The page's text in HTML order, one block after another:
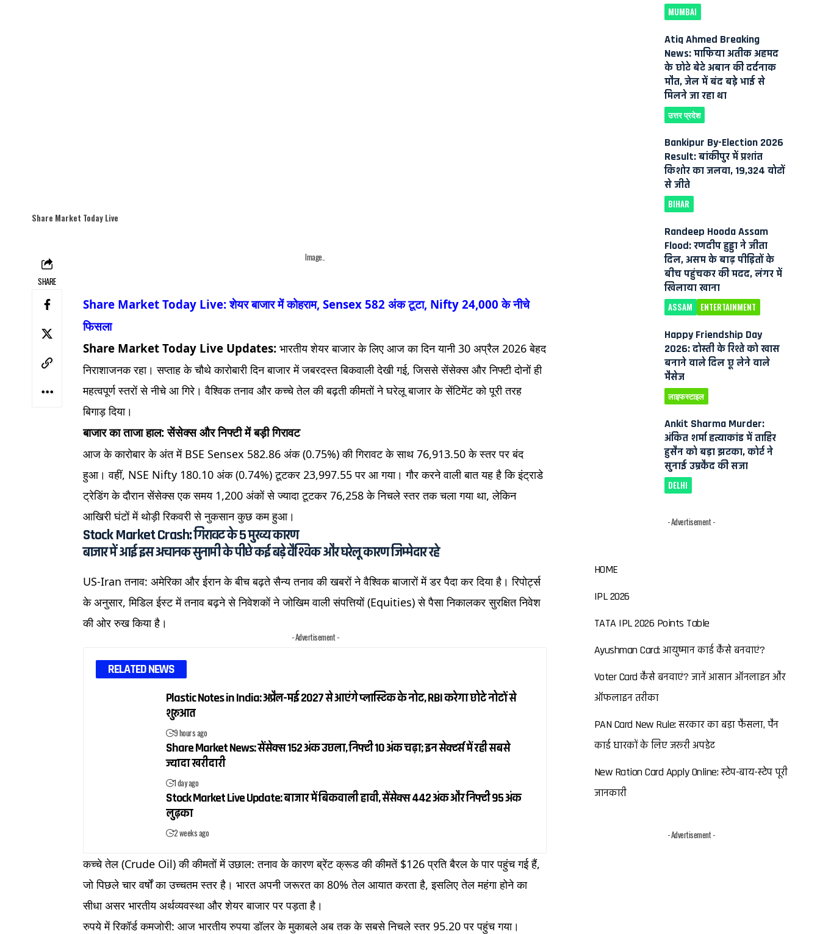
Share Market Today Live
SHARE
Image..
Share Market Today Live: शेयर बाजार में कोहराम, Sensex 582 अंक टूटा, Nifty 24,000 के नीचे
फिसला
Share Market Today Live Updates: भारतीय शेयर बाजार के लिए आज का दिन यानी 30 अप्रैल 2026 बेहद
निराशाजनक रहा। सप्ताह के चौथे कारोबारी दिन बाजार में जबरदस्त बिकवाली देखी गई, जिससे सेंसेक्स और निफ्टी दोनों ही
महत्वपूर्ण स्तरों से नीचे आ गिरे। वैश्विक तनाव और कच्चे तेल की बढ़ती कीमतों ने घरेलू बाजार के सेंटिमेंट को पूरी तरह
बिगाड़ दिया।
बाजार का ताजा हाल: सेंसेक्स और निफ्टी में बड़ी गिरावट
आज के कारोबार के अंत में BSE Sensex 582.86 अंक (0.75%) की गिरावट के साथ 76,913.50 के स्तर पर बंद
हुआ। वहीं, NSE Nifty 180.10 अंक (0.74%) टूटकर 23,997.55 पर आ गया। गौर करने वाली बात यह है कि इंट्राडे
ट्रेडिंग के दौरान सेंसेक्स एक समय 1,200 अंकों से ज्यादा टूटकर 76,258 के निचले स्तर तक चला गया था, लेकिन
आखिरी घंटों में थोड़ी रिकवरी से नुकसान कुछ कम हुआ।
Stock Market Crash: गिरावट के 5 मुख्य कारण
बाजार में आई इस अचानक सुनामी के पीछे कई बड़े वैश्विक और घरेलू कारण जिम्मेदार रहे
US-Iran तनाव: अमेरिका और ईरान के बीच बढ़ते सैन्य तनाव की खबरों ने वैश्विक बाजारों में डर पैदा कर दिया है। रिपोर्ट्स
के अनुसार, मिडिल ईस्ट में तनाव बढ़ने से निवेशकों ने जोखिम वाली संपत्तियों (Equities) से पैसा निकालकर सुरक्षित निवेश
की ओर रुख किया है।
- Advertisement -
RELATED NEWS
Plastic Notes in India: अप्रैल-मई 2027 से आएंगे प्लास्टिक के नोट, RBI करेगा छोटे नोटों से
शुरुआत
9 hours ago
Share Market News: सेंसेक्स 152 अंक उछला, निफ्टी 10 अंक चढ़ा; इन सेक्टर्स में रही सबसे
ज्यादा खरीदारी
1 day ago
Stock Market Live Update: बाजार में बिकवाली हावी, सेंसेक्स 442 अंक और निफ्टी 95 अंक
लुढ़का
2 weeks ago
कच्चे तेल (Crude Oil) की कीमतों में उछाल: तनाव के कारण ब्रेंट क्रूड की कीमतें $126 प्रति बैरल के पार पहुंच गई हैं,
जो पिछले चार वर्षों का उच्चतम स्तर है। भारत अपनी जरूरत का 80% तेल आयात करता है, इसलिए तेल महंगा होने का
सीधा असर भारतीय अर्थव्यवस्था और शेयर बाजार पर पड़ता है।
रुपये में रिकॉर्ड कमजोरी: आज भारतीय रुपया डॉलर के मुकाबले अब तक के सबसे निचले स्तर 95.20 पर पहुंच गया।
MUMBAI
Atiq Ahmed Breaking
News: माफिया अतीक अहमद
के छोटे बेटे अबान की दर्दनाक
मौत, जेल में बंद बड़े भाई से
मिलने जा रहा था
उत्तर प्रदेश
Bankipur By-Election 2026
Result: बांकीपुर में प्रशांत
किशोर का जलवा, 19,324 वोटों
से जीते
BIHAR
Randeep Hooda Assam
Flood: रणदीप हुड्डा ने जीता
दिल, असम के बाढ़ पीड़ितों के
बीच पहुंचकर की मदद, लंगर में
खिलाया खाना
ASSAM ENTERTAINMENT
Happy Friendship Day
2026: दोस्ती के रिश्ते को खास
बनाने वाले दिल छू लेने वाले
मैसेज
लाइफस्टाइल
Ankit Sharma Murder:
अंकित शर्मा हत्याकांड में ताहिर
हुसैन को बड़ा झटका, कोर्ट ने
सुनाई उम्रकैद की सजा
DELHI
- Advertisement -
HOME
IPL 2026
TATA IPL 2026 Points Table
Ayushman Card: आयुष्मान कार्ड कैसे बनवाएं?
Voter Card कैसे बनवाएं? जानें आसान ऑनलाइन और
ऑफलाइन तरीका
PAN Card New Rule: सरकार का बड़ा फैसला, पैन
कार्ड धारकों के लिए जरूरी अपडेट
New Ration Card Apply Online: स्टेप-बाय-स्टेप पूरी
जानकारी
- Advertisement -